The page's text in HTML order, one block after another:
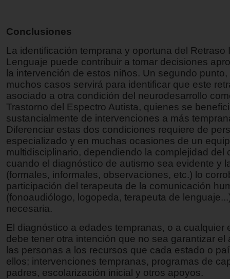
Conclusiones
La identificación temprana y oportuna del Retraso
Lenguaje puede contribuir a tomar decisiones
la intervención de estos niños. Un segundo
muchos casos servirá para identificar que este
asociado a otra condición del neurodesarrollo
Trastorno del Espectro Autista, quienes se
sustancialmente de intervenciones a más
Diferenciar estas dos condiciones requiere de
especializado y en muchas ocasiones de un
multidisciplinario, dependiendo la complejidad del
cuando el diagnóstico de autismo sea evidente y
(formales, informales, observaciones, etc.) lo
participación del terapeuta de la comunicación
(fonoaudiólogo, logopeda, terapeuta de
necesaria.
El diagnóstico a edades tempranas, o a cualquier
debe tener otra intención que no sea garantizar el
las personas a los recursos que cada estado o
ellos; intervenciones tempranas, programas de
padres, escolarización inicial y otros apoyos.